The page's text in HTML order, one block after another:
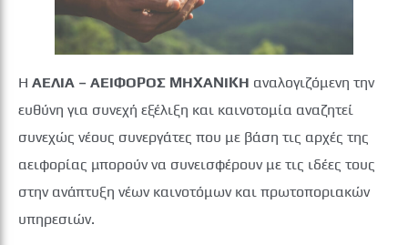
Η ΑΕΛΙΑ – ΑΕΙΦΟΡΟΣ ΜΗΧΑΝΙΚΗ αναλογιζόμενη την
ευθύνη για συνεχή εξέλιξη και καινοτομία αναζητεί
συνεχώς νέους συνεργάτες που με βάση τις αρχές της
αειφορίας μπορούν να συνεισφέρουν με τις ιδέες τους
στην ανάπτυξη νέων καινοτόμων και πρωτοποριακών
υπηρεσιών.